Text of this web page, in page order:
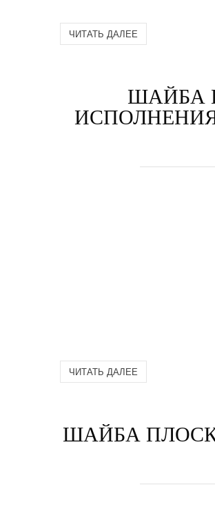
ЧИТАТЬ ДАЛЕЕ
ШАЙБА
ИСПОЛНЕНИЯ
ЧИТАТЬ ДАЛЕЕ
ШАЙБА